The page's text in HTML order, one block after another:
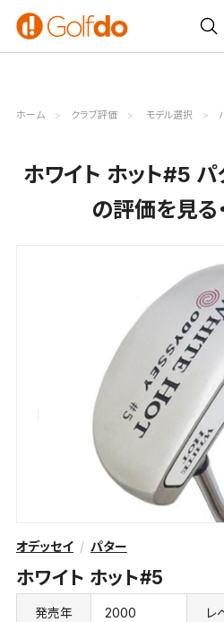
ゴルフ
クラブ
ゴルフ用品
ホーム クラブ評価 モデル選択
ホワイト ホット#5 パ
の評価を見る
オデッセイ パター
ホワイト ホット#5
発売年 2000 レ